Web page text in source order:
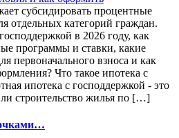
субсидировать процентные
отдельных категорий граждан.
в 2026 году, как
программы и ставки, какие
первоначального взноса и как
Что такое ипотека с
ипотека с господдержкой - это
строительство жилья по […]